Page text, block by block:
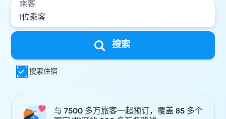
乘客
搜索
搜索住宿
与 7500 多万旅客一起预订，覆盖 85 多个